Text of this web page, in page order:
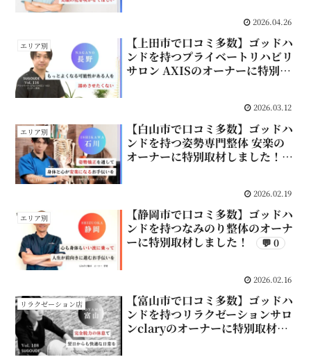
2026.04.26
エリア別
【上田市で口コミ多数】ゴッドハ
ンドを持つプライベートリハビリ
サロン AXISのオーナーに特別取
2026.03.12
エリア別
【白山市で口コミ多数】ゴッドハ
ンドを持つ姿勢専門整体 安楽の
オーナーに特別取材しました！
2026.02.19
エリア別
【静岡市で口コミ多数】ゴッドハ
ンドを持つなみのり整体のオーナ
ーに特別取材しました！
💬 0
2026.02.16
リラクゼーション店
【富山市で口コミ多数】ゴッドハ
ンドを持つリラクゼーションサロ
ンclaryのオーナーに特別取材し